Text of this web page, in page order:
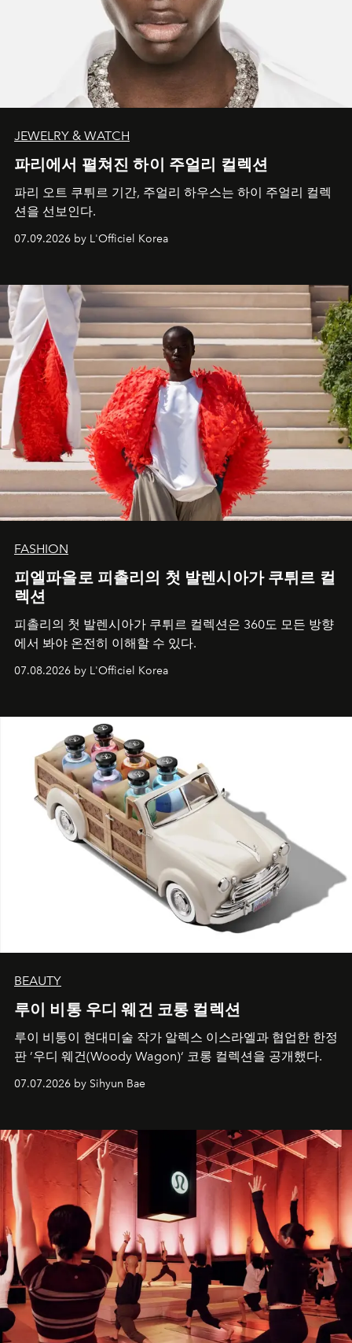
JEWELRY & WATCH
파리에서 펼쳐진 하이 주얼리 컬렉션
파리 오트 쿠튀르 기간, 주얼리 하우스는 하이 주얼리 컬렉
션을 선보인다.
07.09.2026 by L'Officiel Korea
FASHION
피엘파올로 피촐리의 첫 발렌시아가 쿠튀르 컬
렉션
피촐리의 첫 발렌시아가 쿠튀르 컬렉션은 360도 모든 방향
에서 봐야 온전히 이해할 수 있다.
07.08.2026 by L'Officiel Korea
BEAUTY
루이 비통 우디 웨건 코롱 컬렉션
루이 비통이 현대미술 작가 알렉스 이스라엘과 협업한 한정
판 ’우디 웨건(Woody Wagon)‘ 코롱 컬렉션을 공개했다.
07.07.2026 by Sihyun Bae